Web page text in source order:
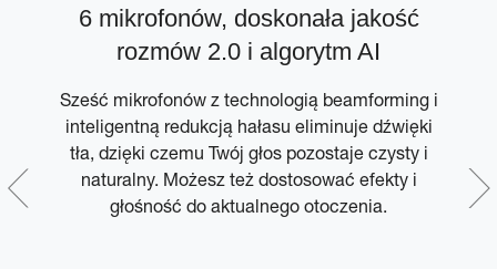
6 mikrofonów, doskonała jakość
rozmów 2.0 i algorytm AI
Sześć mikrofonów z technologią beamforming i
inteligentną redukcją hałasu eliminuje dźwięki
tła, dzięki czemu Twój głos pozostaje czysty i
naturalny. Możesz też dostosować efekty i
głośność do aktualnego otoczenia.